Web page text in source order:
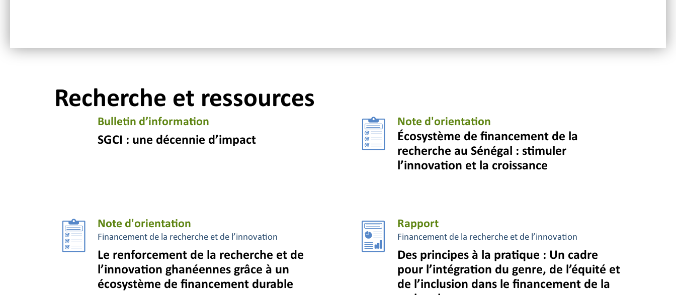
Recherche et ressources
Bulletin d’information
SGCI : une décennie d’impact
Note d'orientation
Écosystème de financement de la
recherche au Sénégal : stimuler
l’innovation et la croissance
Note d'orientation
Financement de la recherche et de l’innovation
Le renforcement de la recherche et de
l’innovation ghanéennes grâce à un
écosystème de financement durable
Rapport
Financement de la recherche et de l’innovation
Des principes à la pratique : Un cadre
pour l’intégration du genre, de l’équité et
de l’inclusion dans le financement de la